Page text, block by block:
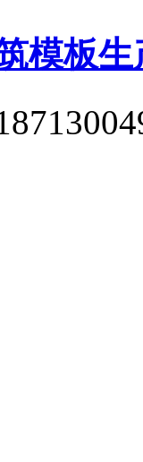
模板生